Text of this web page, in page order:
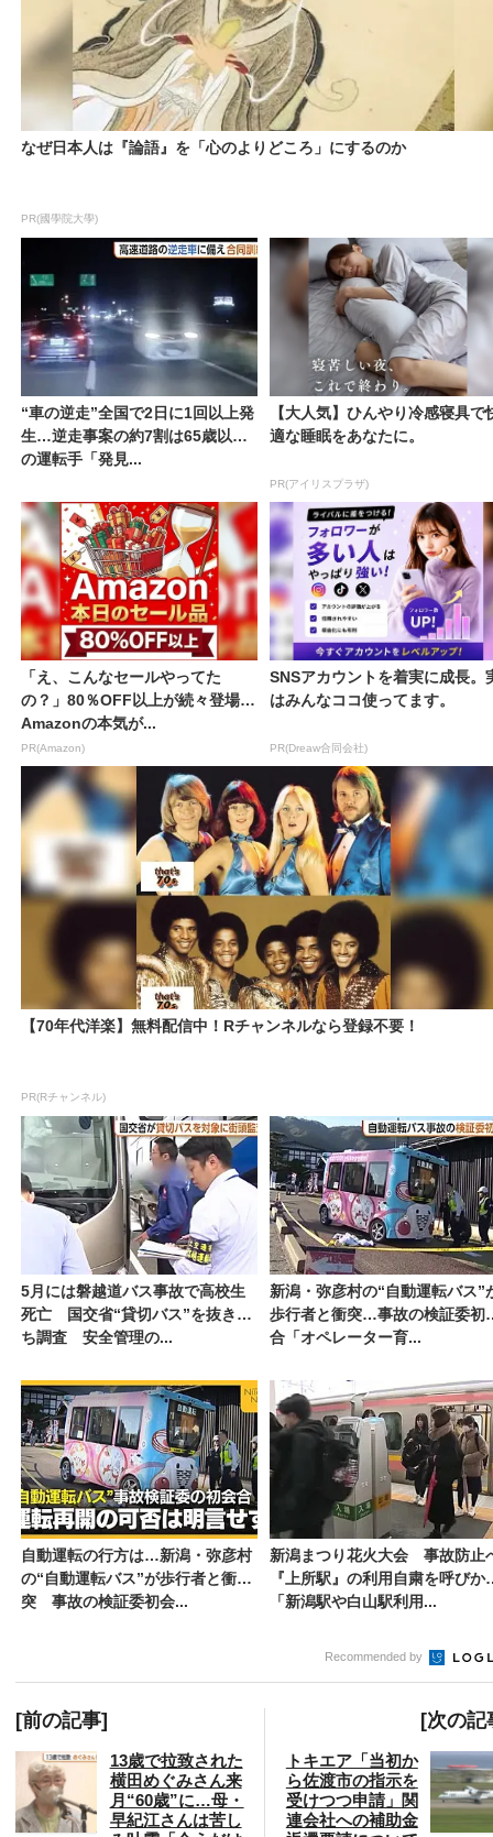
なぜ日本人は『論語』を「心のよりどころ」にするのか
PR(國學院大學)
“車の逆走”全国で2日に1回以上発
生…逆走事案の約7割は65歳以上
の運転手「発見...
【大人気】ひんやり冷感寝具で
適な睡眠をあなたに。
PR(アイリスプラザ)
「え、こんなセールやってた
の？」80％OFF以上が続々登場！
Amazonの本気が...
PR(Amazon)
SNSアカウントを着実に成長。
はみんなココ使ってます。
PR(Dreaw合同会社)
【70年代洋楽】無料配信中！Rチャンネルなら登録不要！
PR(Rチャンネル)
5月には磐越道バス事故で高校生
死亡 国交省“貸切バス”を抜き打
ち調査 安全管理の...
新潟・弥彦村の“自動運転バス”
歩行者と衝突…事故の検証委初
合「オペレーター育...
自動運転の行方は…新潟・弥彦村
の“自動運転バス”が歩行者と衝
突 事故の検証委初会...
新潟まつり花火大会 事故防止
『上所駅』の利用自粛を呼びか
「新潟駅や白山駅利用...
Recommended by
[前の記事]
13歳で拉致された
横田めぐみさん来
月“60歳”に…母・
早紀江さんは苦し
[次の記
トキエア「当初か
ら佐渡市の指示を
受けつつ申請」関
連会社への補助金